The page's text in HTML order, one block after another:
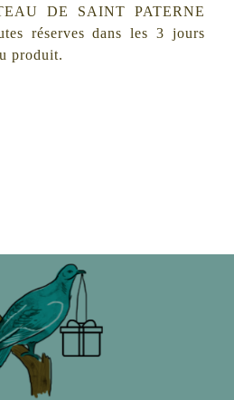
DE SAINT PATERNE
réserves dans les 3 jours
produit.